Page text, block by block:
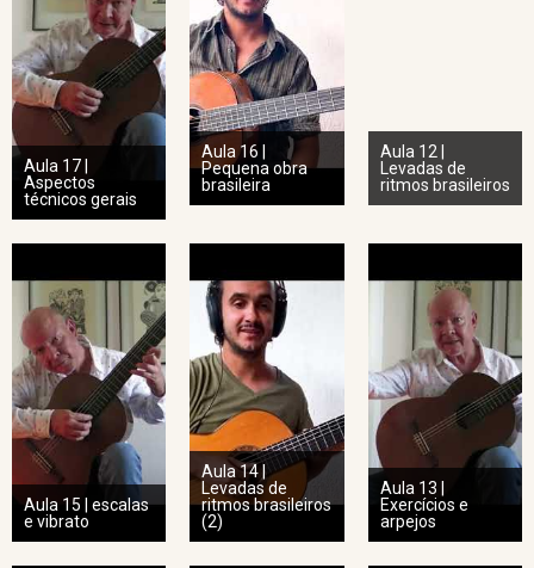
Aula 17 |
Aspectos
técnicos gerais
Aula 16 |
Pequena obra
brasileira
Aula 12 |
Levadas de
ritmos brasileiros
Aula 15 | escalas
e vibrato
Aula 14 |
Levadas de
ritmos brasileiros
(2)
Aula 13 |
Exercícios e
arpejos